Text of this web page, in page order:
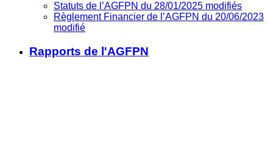
Statuts de l’AGFPN du 28/01/2025 modifiés
Règlement Financier de l’AGFPN du 20/06/2023
modifié
Rapports de l'AGFPN